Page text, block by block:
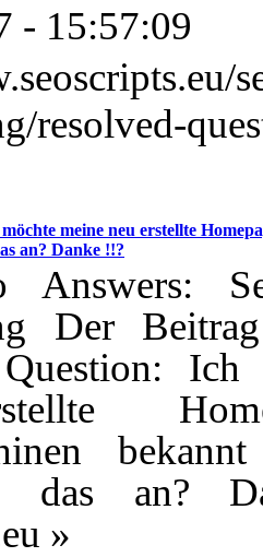
- 15:57:09
resolved-
meine neu erstellte
an? Danke !!?
Answers:
Der
Ich
das an?
»